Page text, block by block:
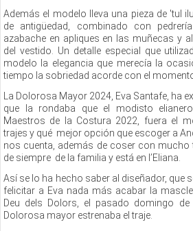
Además el modelo lleva una pieza de 'tul
de antigüedad, combinado con
azabache en apliques en las muñecas y
del vestido. Un detalle especial que
modelo la elegancia que merecía la
tiempo la sobriedad acorde con el
La Dolorosa Mayor 2024, Eva Santafe, ha
que la rondaba que el modisto
Maestros de la Costura 2022, fuera el
trajes y qué mejor opción que escoger a
nos cuenta, además de coser con mucho
de siempre de la familia y está en l’Eliana.
Así se lo ha hecho saber al diseñador, que
felicitar a Eva nada más acabar la
Deu dels Dolors, el pasado domingo
Dolorosa mayor estrenaba el traje.